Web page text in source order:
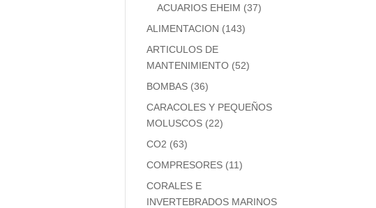
ACUARIOS EHEIM (37)
ALIMENTACION (143)
ARTICULOS DE
MANTENIMIENTO (52)
BOMBAS (36)
CARACOLES Y PEQUEÑOS
MOLUSCOS (22)
CO2 (63)
COMPRESORES (11)
CORALES E
INVERTEBRADOS MARINOS